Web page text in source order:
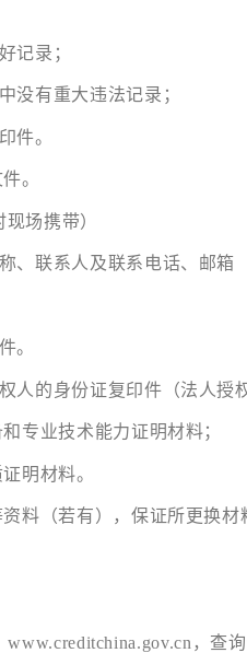
记录；
没有重大违法记录；
件。
。
场携带）
、联系人及联系电话、邮箱
。
人的身份证复印件（法人授
专业技术能力证明材料；
明材料。
料（若有），保证所更换
，查